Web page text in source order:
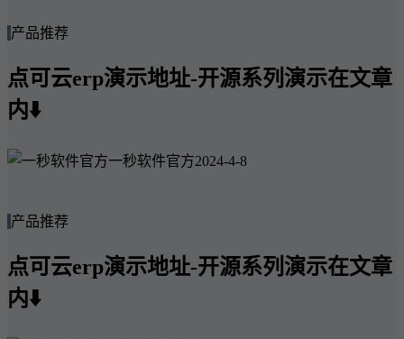
产品推荐
点可云erp演示地址-开源系列演示在文章
内⬇️
一秒软件官方2024-4-8
产品推荐
点可云erp演示地址-开源系列演示在文章
内⬇️